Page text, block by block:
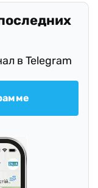
в Telegram